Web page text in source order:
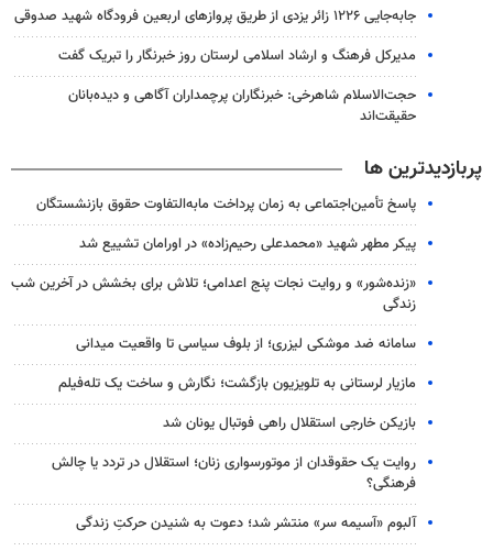
جابه‌جایی ۱۲۲۶ زائر یزدی از طریق پروازهای اربعین فرودگاه شهید صدوقی
مدیرکل فرهنگ و ارشاد اسلامی لرستان روز خبرنگار را تبریک گفت
حجت‌الاسلام شاهرخی: خبرنگاران پرچمداران آگاهی و دیده‌بانان
حقیقت‌اند
پربازدیدترین ها
پاسخ تأمین‌اجتماعی به زمان پرداخت مابه‌التفاوت حقوق بازنشستگان
پیکر مطهر شهید «محمدعلی رحیم‌زاده» در اورامان تشییع شد
«زنده‌شور» و روایت نجات پنج اعدامی؛ تلاش برای بخشش در آخرین شب
زندگی
سامانه ضد موشکی لیزری؛ از بلوف سیاسی تا واقعیت میدانی
مازیار لرستانی به تلویزیون بازگشت؛ نگارش و ساخت یک تله‌فیلم
بازیکن خارجی استقلال راهی فوتبال یونان شد
روایت یک حقوقدان از موتورسواری زنان؛ استقلال در تردد یا چالش
فرهنگی؟
آلبوم «آسیمه سر» منتشر شد؛ دعوت به شنیدن حرکتِ زندگی